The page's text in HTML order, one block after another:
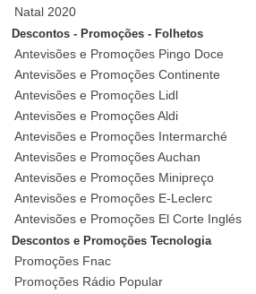
Natal 2020
Descontos - Promoções - Folhetos
Antevisões e Promoções Pingo Doce
Antevisões e Promoções Continente
Antevisões e Promoções Lidl
Antevisões e Promoções Aldi
Antevisões e Promoções Intermarché
Antevisões e Promoções Auchan
Antevisões e Promoções Minipreço
Antevisões e Promoções E-Leclerc
Antevisões e Promoções El Corte Inglés
Descontos e Promoções Tecnologia
Promoções Fnac
Promoções Rádio Popular